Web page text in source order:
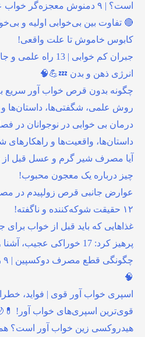
است؟ | ۹ دمنوش معجزه‌گر خواب عمیق
🔴 تفاوت بین بی‌خوابی اولیه و
کابوس خاموش تا علت واقعی!
جبران کم خوابی | 13
انرژی ذهن و بدن 💤💪🧠
روش علمی، شگفتی‌ها، داستان‌ها و
داستان‌ها، واقعیت‌ها و راهکارهای
آیا مصرف شیر گرم و عسل قبل از
چیز درباره یک معجون محبوب!
عوارض جانبی قرص زولپیدم در
۱۲ حقیقت شوکه‌کننده و ناگفته!
غذاهایی که باید قبل از خواب برای
پرهیز کرد: 17 خوراکی عجیب، آشنا و خطرناک!
🧠
اسپری خواب آور قوی | فواید،
قوی‌ترین اسپری‌های خواب آور!
هیدروکسی زین خواب آور است؟